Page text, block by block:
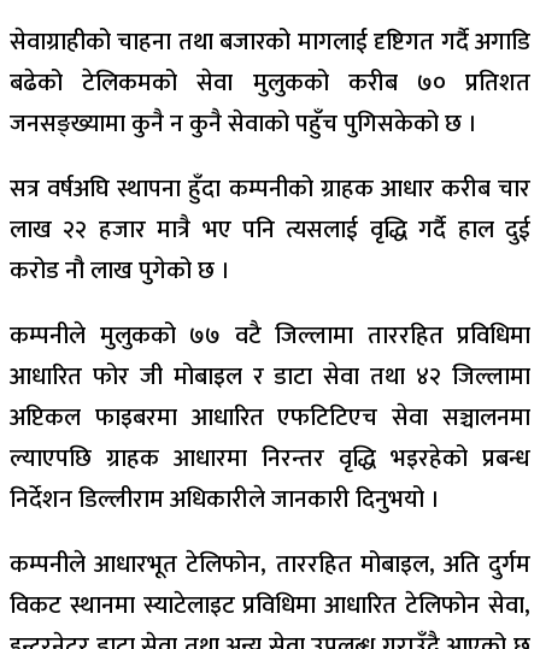
सेवाग्राहीको चाहना तथा बजारको मागलाई दृष्टिगत गर्दै अगाडि
बढेको टेलिकमको सेवा मुलुकको करीब ७० प्रतिशत
जनसङ्ख्यामा कुनै न कुनै सेवाको पहुँच पुगिसकेको छ ।
सत्र वर्षअघि स्थापना हुँदा कम्पनीको ग्राहक आधार करीब चार
लाख २२ हजार मात्रै भए पनि त्यसलाई वृद्धि गर्दै हाल दुई
करोड नौ लाख पुगेको छ ।
कम्पनीले मुलुकको ७७ वटै जिल्लामा ताररहित प्रविधिमा
आधारित फोर जी मोबाइल र डाटा सेवा तथा ४२ जिल्लामा
अप्टिकल फाइबरमा आधारित एफटिटिएच सेवा सञ्चालनमा
ल्याएपछि ग्राहक आधारमा निरन्तर वृद्धि भइरहेको प्रबन्ध
निर्देशन डिल्लीराम अधिकारीले जानकारी दिनुभयो ।
कम्पनीले आधारभूत टेलिफोन, ताररहित मोबाइल, अति दुर्गम
विकट स्थानमा स्याटेलाइट प्रविधिमा आधारित टेलिफोन सेवा,